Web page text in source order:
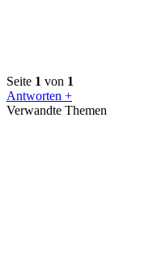
Seite 1 von 1
Antworten +
Verwandte Themen